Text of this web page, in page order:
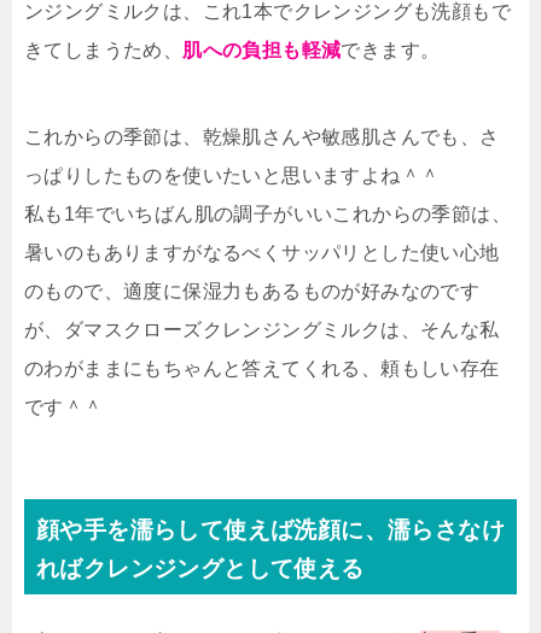
ンジングミルクは、これ1本でクレンジングも洗顔もで
きてしまうため、 肌への負担も軽減できます。
これからの季節は、乾燥肌さんや敏感肌さんでも、さ
っぱりしたものを使いたいと思いますよね＾＾
私も1年でいちばん肌の調子がいいこれからの季節は、
暑いのもありますがなるべくサッパリとした使い心地
のもので、適度に保湿力もあるものが好みなのです
が、ダマスクローズクレンジングミルクは、そんな私
のわがままにもちゃんと答えてくれる、頼もしい存在
です＾＾
顔や手を濡らして使えば洗顔に、濡らさなけ
ればクレンジングとして使える